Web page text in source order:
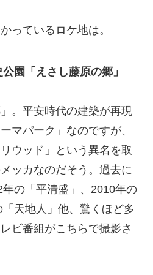
っているロケ地は。
園「えさし藤原の郷」
。平安時代の建築が再現
マパーク」なのですが、
ウッド」という異名を取
ッカなのだそう。過去に
の「平清盛」、2010年の
「天地人」他、驚くほど多
ビ番組がこちらで撮影さ